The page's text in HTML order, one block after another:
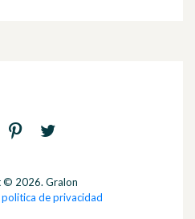
© 2026. Gralon
politica de privacidad